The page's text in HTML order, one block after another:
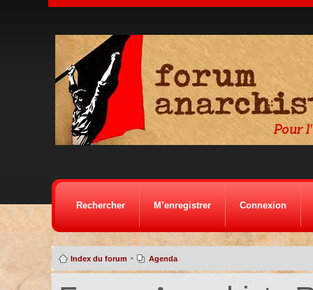
Rechercher M’enregistrer Connexion
Index du forum • Agenda